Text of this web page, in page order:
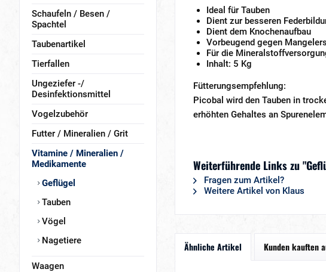
Schaufeln / Besen /
Spachtel
Taubenartikel
Tierfallen
Ungeziefer -/
Desinfektionsmittel
Vogelzubehör
Futter / Mineralien / Grit
Vitamine / Mineralien /
Medikamente
Geflügel
Tauben
Vögel
Nagetiere
Waagen
Ideal für Tauben
Dient zur besseren
Dient dem Knochenaufbau
Vorbeugend gegen
Für die
Inhalt: 5 Kg
Fütterungsempfehlung:
Picobal wird den Tauben in
erhöhten Gehaltes an
Weiterführende Links zu
Fragen zum Artikel?
Weitere Artikel von Klaus
Ähnliche Artikel Kunden kauften